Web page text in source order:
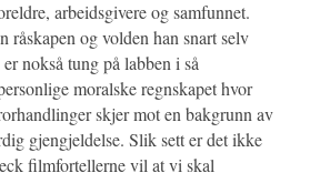
arbeidsgivere og samfunnet.
råskapen og volden han snart selv
nokså tung på labben i så
moralske regnskapet hvor
skjer mot en bakgrunn av
gjengjeldelse. Slik sett er det ikke
filmfortellerne vil at vi skal